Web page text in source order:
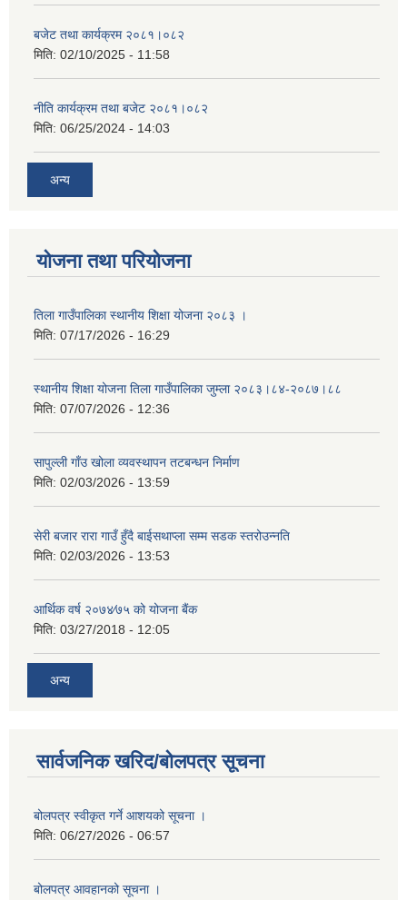
बजेट तथा कार्यक्रम २०८१।०८२
मिति: 02/10/2025 - 11:58
नीति कार्यक्रम तथा बजेट २०८१।०८२
मिति: 06/25/2024 - 14:03
अन्य
योजना तथा परियोजना
तिला गाउँपालिका स्थानीय शिक्षा योजना २०८३ ।
मिति: 07/17/2026 - 16:29
स्थानीय शिक्षा योजना तिला गाउँपालिका जुम्ला २०८३।८४-२०८७।८८
मिति: 07/07/2026 - 12:36
सापुल्ली गाँउ खोला व्यवस्थापन तटबन्धन निर्माण
मिति: 02/03/2026 - 13:59
सेरी बजार रारा गाउँ हुँदै बाईसथाप्ला सम्म सडक स्तरोउन्नति
मिति: 02/03/2026 - 13:53
आर्थिक वर्ष २०७४⁄७५ को योजना बैंक
मिति: 03/27/2018 - 12:05
अन्य
सार्वजनिक खरिद/बोलपत्र सूचना
बोलपत्र स्वीकृत गर्ने आशयको सूचना ।
मिति: 06/27/2026 - 06:57
बोलपत्र आवहानको सूचना ।